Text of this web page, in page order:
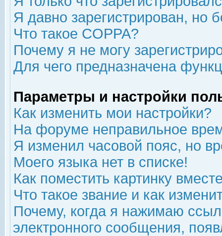
Я давно зарегистрирован, но
Что такое COPPA?
Почему я не могу
Для чего предназначена
Параметры и настройки
Как изменить мои настройки?
На форуме неправильное
Я изменил часовой пояс, но
Моего языка нет в списке!
Как поместить картинку
Что такое звание и как
Почему, когда я нажимаю
электронного сообщения,